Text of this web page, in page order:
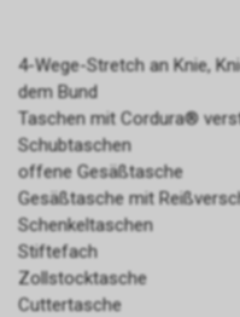
4-Wege-Stretch an Knie,
dem Bund
Taschen mit Cordura®
Schubtaschen
offene Gesäßtasche
Gesäßtasche mit
Schenkeltaschen
Stiftefach
Zollstocktasche
Cuttertasche